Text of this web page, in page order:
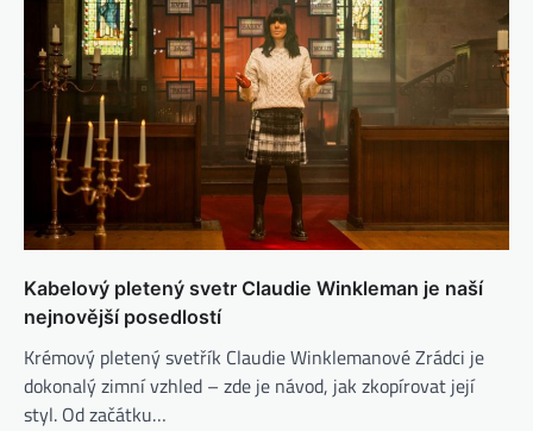
Kabelový pletený svetr Claudie Winkleman je naší
nejnovější posedlostí
Krémový pletený svetřík Claudie Winklemanové Zrádci je
dokonalý zimní vzhled – zde je návod, jak zkopírovat její
styl. Od začátku…